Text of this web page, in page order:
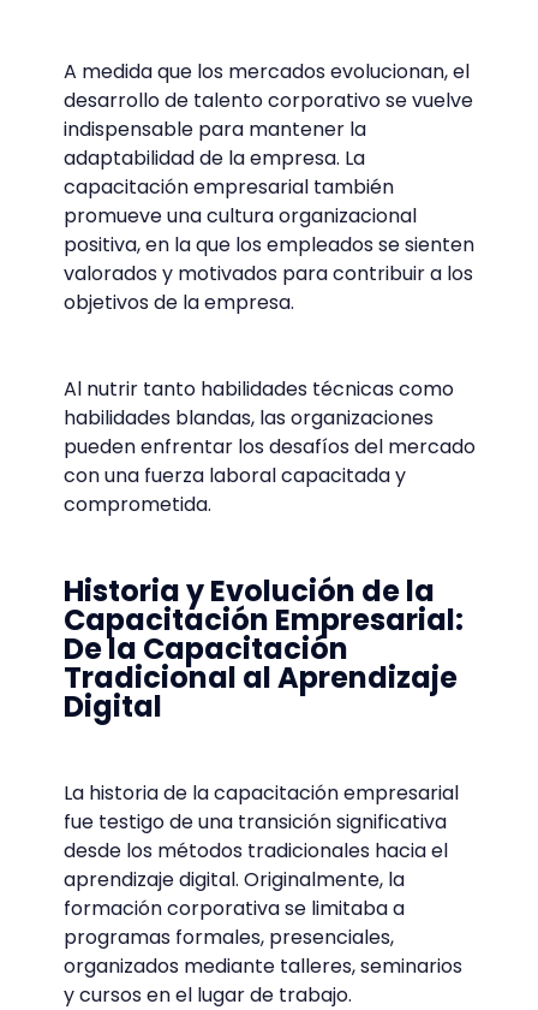
A medida que los mercados evolucionan, el
desarrollo de talento corporativo se vuelve
indispensable para mantener la
adaptabilidad de la empresa. La
capacitación empresarial también
promueve una cultura organizacional
positiva, en la que los empleados se sienten
valorados y motivados para contribuir a los
objetivos de la empresa.
Al nutrir tanto habilidades técnicas como
habilidades blandas, las organizaciones
pueden enfrentar los desafíos del mercado
con una fuerza laboral capacitada y
comprometida.
Historia y Evolución de la
Capacitación Empresarial:
De la Capacitación
Tradicional al Aprendizaje
Digital
La historia de la capacitación empresarial
fue testigo de una transición significativa
desde los métodos tradicionales hacia el
aprendizaje digital. Originalmente, la
formación corporativa se limitaba a
programas formales, presenciales,
organizados mediante talleres, seminarios
y cursos en el lugar de trabajo.